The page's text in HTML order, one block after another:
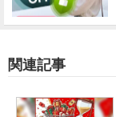
関連記事